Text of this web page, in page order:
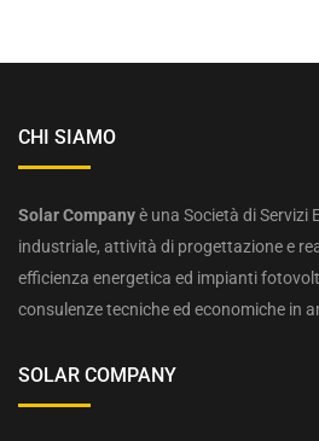
CHI SIAMO
Solar Companyè una Società di Servizi
industriale, attività di progettazione e
efficienza energetica ed impianti
consulenze tecniche ed economiche in
SOLAR COMPANY